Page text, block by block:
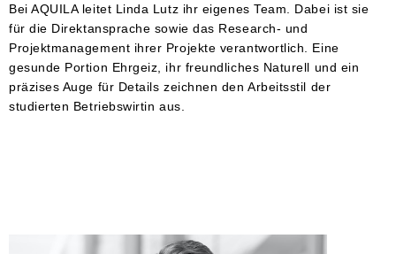
Bei AQUILA leitet Linda Lutz ihr eigenes Team. Dabei ist sie
für die Direktansprache sowie das Research- und
Projektmanagement ihrer Projekte verantwortlich. Eine
gesunde Portion Ehrgeiz, ihr freundliches Naturell und ein
präzises Auge für Details zeichnen den Arbeitsstil der
studierten Betriebswirtin aus.